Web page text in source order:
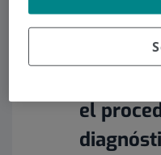
¿Qué es
el